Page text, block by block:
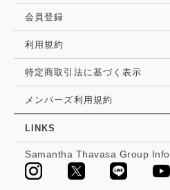
会員登録
利用規約
特定商取引法に基づく表示
メンバーズ利用規約
LINKS
Samantha Thavasa Group Info.